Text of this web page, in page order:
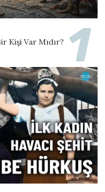
Kişi Var Mıdır?